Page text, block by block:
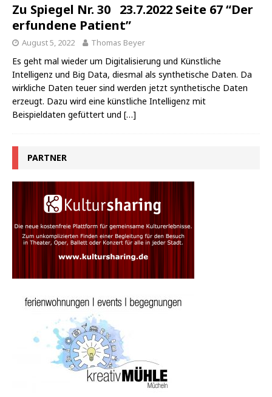
Zu Spiegel Nr. 30 23.7.2022 Seite 67 “Der
erfundene Patient”
August 5, 2022 Thomas Beyer
Es geht mal wieder um Digitalisierung und Künstliche
Intelligenz und Big Data, diesmal als synthetische Daten. Da
wirkliche Daten teuer sind werden jetzt synthetische Daten
erzeugt. Dazu wird eine künstliche Intelligenz mit
Beispieldaten gefüttert und […]
PARTNER